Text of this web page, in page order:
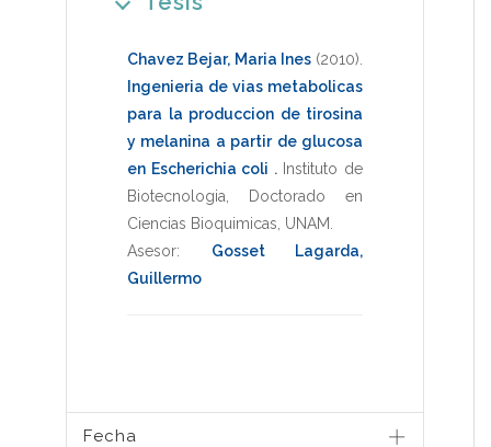
Chavez Bejar, Maria Ines (2010)
Ingenieria de vias metabolicas
para la produccion de tirosina
y melanina a partir de glucosa
en Escherichia coli . Instituto de
Biotecnologia
Doctorado en
Ciencias Bioquimicas UNAM
Asesor: Gosset Lagarda,
Guillermo
Fecha